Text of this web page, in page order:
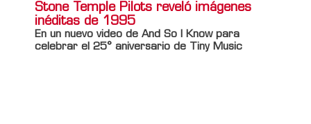
Stone Temple Pilots reveló imágenes
inéditas de 1995
En un nuevo video de And So I Know para
celebrar el 25° aniversario de Tiny Music